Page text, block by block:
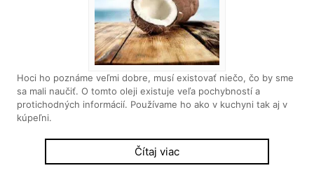
Hoci ho poznáme veľmi dobre, musí existovať niečo, čo by sme
sa mali naučiť. O tomto oleji existuje veľa pochybností a
protichodných informácií. Používame ho ako v kuchyni tak aj v
kúpeľni.
Čítaj viac